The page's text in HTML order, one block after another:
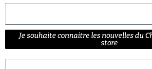
Je souhaite connaitre les nouvelles du
store